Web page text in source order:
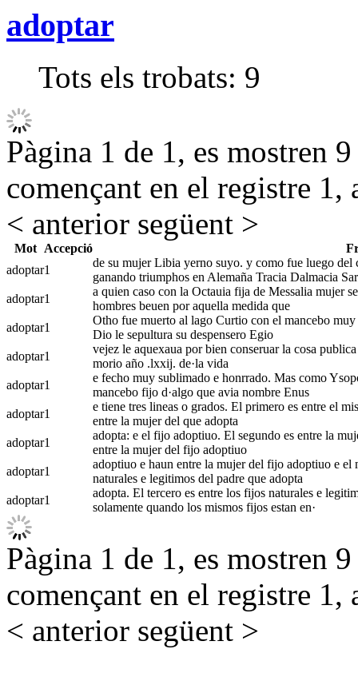
adoptar
Tots els trobats: 9
Pàgina 1 de 1, es mostren
començant en el registre 1,
< anterior següent >
Mot Accepció
adoptar1
de su mujer Libia yerno suyo. y como fue luego del
ganando triumphos en Alemaña Tracia Dalmacia
adoptar1
a quien caso con la Octauia fija de Messalia mujer
hombres beuen por aquella medida que
adoptar1
Otho fue muerto al lago Curtio con el mancebo
Dio le sepultura su despensero Egio
adoptar1
vejez le aquexaua por bien conseruar la cosa
morio año .lxxij. de·la vida
adoptar1
e fecho muy sublimado e honrrado. Mas como
mancebo fijo d·algo que avia nombre Enus
adoptar1
e tiene tres lineas o grados. El primero es entre el
entre la mujer del que adopta
adoptar1
adopta: e el fijo adoptiuo. El segundo es entre la
entre la mujer del fijo adoptiuo
adoptar1
adoptiuo e haun entre la mujer del fijo adoptiuo e el
naturales e legitimos del padre que adopta
adoptar1
adopta. El tercero es entre los fijos naturales e
solamente quando los mismos fijos estan en·
Pàgina 1 de 1, es mostren
començant en el registre 1,
< anterior següent >